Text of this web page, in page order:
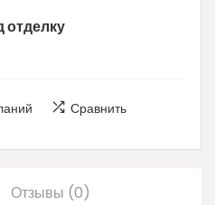
отделку
Сравнить
Отзывы (0)